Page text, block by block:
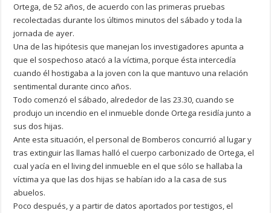
Ortega, de 52 años, de acuerdo con las primeras pruebas
recolectadas durante los últimos minutos del sábado y toda la
jornada de ayer.
Una de las hipótesis que manejan los investigadores apunta a
que el sospechoso atacó a la víctima, porque ésta intercedía
cuando él hostigaba a la joven con la que mantuvo una relación
sentimental durante cinco años.
Todo comenzó el sábado, alrededor de las 23.30, cuando se
produjo un incendio en el inmueble donde Ortega residía junto a
sus dos hijas.
Ante esta situación, el personal de Bomberos concurrió al lugar y
tras extinguir las llamas halló el cuerpo carbonizado de Ortega, el
cual yacía en el living del inmueble en el que sólo se hallaba la
víctima ya que las dos hijas se habían ido a la casa de sus
abuelos.
Poco después, y a partir de datos aportados por testigos, el